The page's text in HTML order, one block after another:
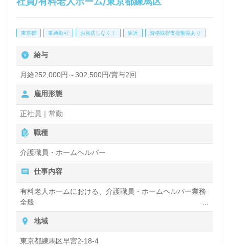
代層の職員様が活躍中！職員様が安心して長く働ける
様です。職員様同士のチームワーク、風通しの良い環
境面も嬉しいポイント！『ご利用者様のお役に立ちた
い』『働きながらキャリアアップ、スキルアップを実
現したい』『モチベーション高く働きたい』『転職で
施設形態や環境を変えて働きたい』等の方も大歓迎で
す。募集詳細等、担当コンサルタントよりご案内しま
す。お問い合わせも遠慮なくお願いします。
全国の求人ご紹介！医療/福祉業界の正社員/パート求
人探しは【ウィルオブ介護】＊求人情報収集、将来的
に検討の方も遠慮なく＊
LINE、メール、お電話などご希望に応じてお問い合
わせ/ご相談可能です。転職相談、求人紹介、年収交
東京都 車通勤可 お見逃しなく！ 駅近 資格取得支援制度あり
給与
月給252,000円～302,500円/賞与2回
雇用形態
正社員｜常勤
職種
介護職員・ホームヘルパー
仕事内容
有料老人ホームにおける、介護職員・ホームヘルパー業務
全般
入浴や排せつ、食事などの身体的サポート、買い物や掃
除、洗濯など日常生活のサポートなど
地域
東京都練馬区早宮2-18-4